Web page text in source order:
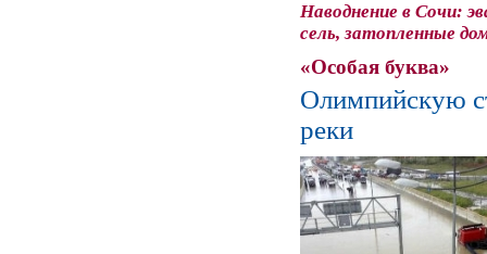
Наводнение в Сочи:
сель, затопленные
«Особая буква»
Олимпийскую
реки